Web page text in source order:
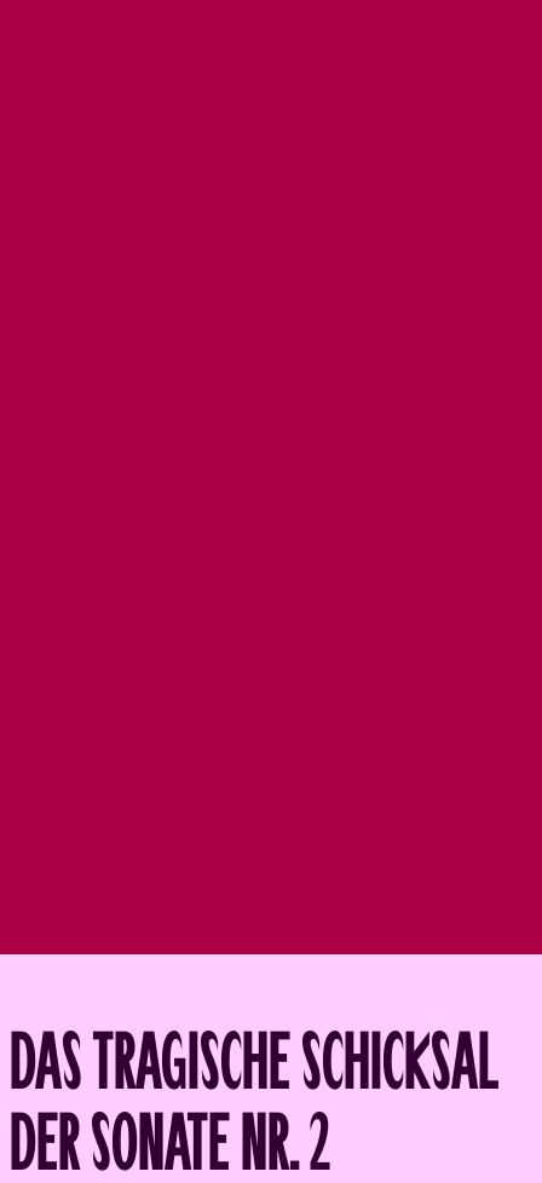
DAS TRAGISCHE SCHICKSAL
DER SONATE NR. 2